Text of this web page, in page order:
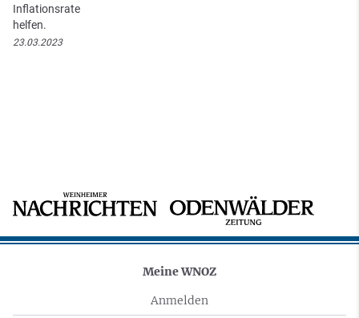
Inflationsrate
helfen.
23.03.2023
Meine WNOZ
Anmelden